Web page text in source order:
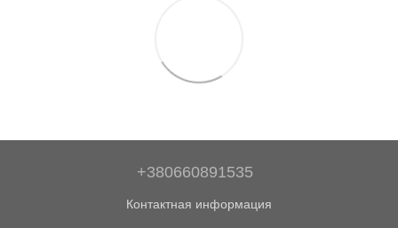
+380660891535
Контактная информация